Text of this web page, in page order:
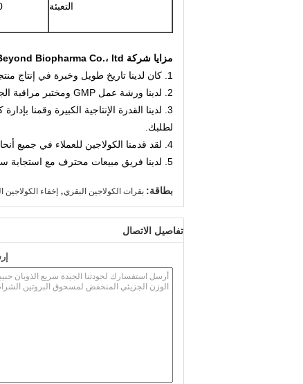
التعبئة
20 كجم /
مزايا شركة Beyond Biopharma Co.، ltd كشركة مصنعة للكولاجين
1. كان لدينا تاريخ طويل وخبرة في إنتاج منتجات الكولاجين مما يجعلنا من ذوي الخبرة في صناعة الكولاجين.
2. لدينا ورشة عمل GMP ومختبر مراقبة الجودة الخاص بنا للتحكم في جودة الكولاجين الذي أنتجناه.
3. لدينا القدرة الإنتاجية الكبيرة
لطلبك.
4. لقد قدمنا ​​الكولاجين للعملاء في جميع أنحاء العالم واكتسبنا سمعة جيدة.
5. لدينا فريق مبيعات محترف مع استجابة سريعة لاستفساراتك.
بطاقة: بقرات الكولاجين البقري, إخفاء
تفاصيل الاتصال